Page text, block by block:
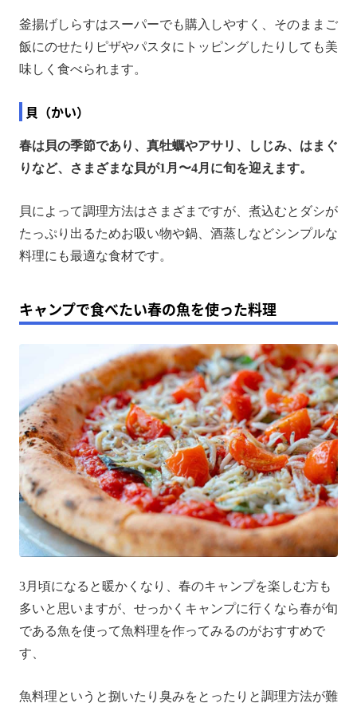
釜揚げしらすはスーパーでも購入しやすく、そのままご
飯にのせたりピザやパスタにトッピングしたりしても美
味しく食べられます。
貝（かい）
春は貝の季節であり、真牡蠣やアサリ、しじみ、はまぐ
りなど、さまざまな貝が1月〜4月に旬を迎えます。
貝によって調理方法はさまざまですが、煮込むとダシが
たっぷり出るためお吸い物や鍋、酒蒸しなどシンプルな
料理にも最適な食材です。
キャンプで食べたい春の魚を使った料理
3月頃になると暖かくなり、春のキャンプを楽しむ方も
多いと思いますが、せっかくキャンプに行くなら春が旬
である魚を使って魚料理を作ってみるのがおすすめで
す、
魚料理というと捌いたり臭みをとったりと調理方法が難